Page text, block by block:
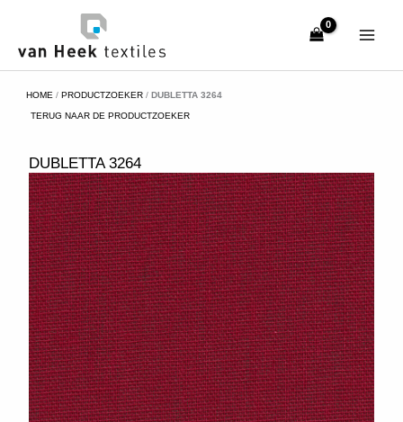
inhoud
HOME /PRODUCTZOEKER /DUBLETTA 3264
TERUG NAAR DE PRODUCTZOEKER
DUBLETTA 3264